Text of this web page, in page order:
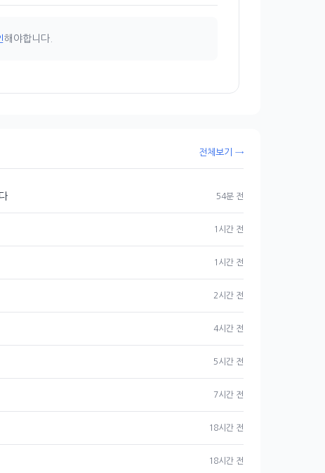
해야합니다.
전체보기 →
54분 전
1시간 전
1시간 전
2시간 전
4시간 전
5시간 전
7시간 전
18시간 전
18시간 전